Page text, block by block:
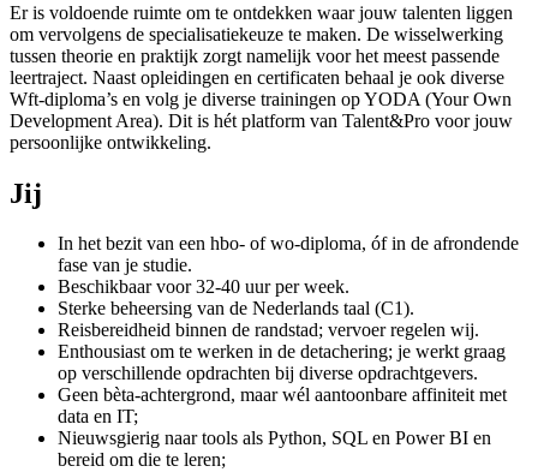
Er is voldoende ruimte om te ontdekken waar jouw talenten liggen
om vervolgens de specialisatiekeuze te maken. De wisselwerking
tussen theorie en praktijk zorgt namelijk voor het meest passende
leertraject. Naast opleidingen en certificaten behaal je ook diverse
Wft-diploma’s en volg je diverse trainingen op YODA (Your Own
Development Area). Dit is hét platform van Talent&Pro voor jouw
persoonlijke ontwikkeling.
Jij
In het bezit van een hbo- of wo-diploma, óf in de afrondende
fase van je studie.
Beschikbaar voor 32-40 uur per week.
Sterke beheersing van de Nederlands taal (C1).
Reisbereidheid binnen de randstad; vervoer regelen wij.
Enthousiast om te werken in de detachering; je werkt graag
op verschillende opdrachten bij diverse opdrachtgevers.
Geen bèta-achtergrond, maar wél aantoonbare affiniteit met
data en IT;
Nieuwsgierig naar tools als Python, SQL en Power BI en
bereid om die te leren;